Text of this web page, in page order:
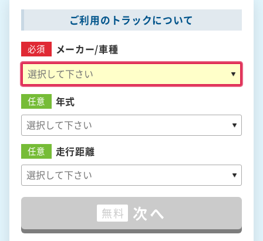
ご利用のトラックについて
必須 メーカー/車種
任意 年式
任意 走行距離
無料 次へ